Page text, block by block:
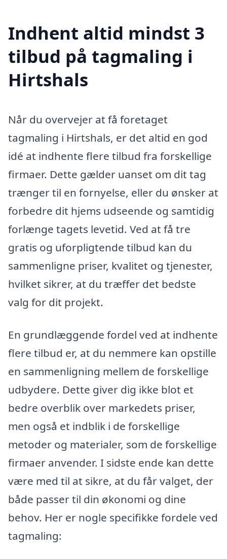
Indhent altid mindst 3
tilbud på tagmaling i
Hirtshals
Når du overvejer at få foretaget
tagmaling i Hirtshals, er det altid en god
idé at indhente flere tilbud fra forskellige
firmaer. Dette gælder uanset om dit tag
trænger til en fornyelse, eller du ønsker at
forbedre dit hjems udseende og samtidig
forlænge tagets levetid. Ved at få tre
gratis og uforpligtende tilbud kan du
sammenligne priser, kvalitet og tjenester,
hvilket sikrer, at du træffer det bedste
valg for dit projekt.
En grundlæggende fordel ved at indhente
flere tilbud er, at du nemmere kan opstille
en sammenligning mellem de forskellige
udbydere. Dette giver dig ikke blot et
bedre overblik over markedets priser,
men også et indblik i de forskellige
metoder og materialer, som de forskellige
firmaer anvender. I sidste ende kan dette
være med til at sikre, at du får valget, der
både passer til din økonomi og dine
behov. Her er nogle specifikke fordele ved
tagmaling: